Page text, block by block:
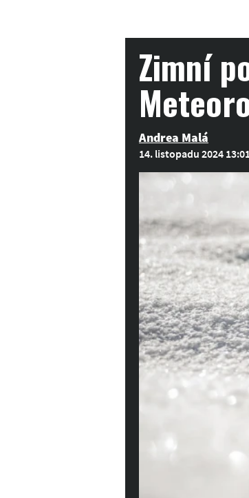
Zimní
Andrea Malá
14. listopadu 2024